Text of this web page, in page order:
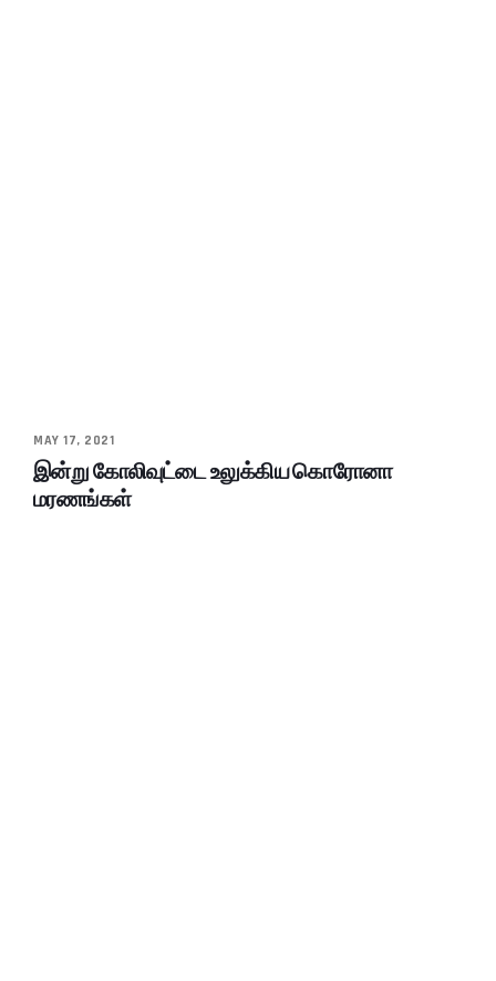
MAY 17, 2021
இன்று கோலிவுட்டை உலுக்கிய கொரோனா
மரணங்கள்